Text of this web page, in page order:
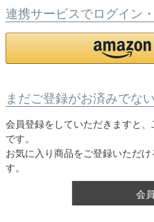
連携サービスでログイン
まだご登録がお済みでな
会員登録をしていただきますと
です。
お気に入り商品をご登録いただ
す。
会